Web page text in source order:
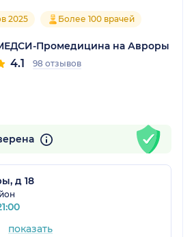
2025 Более 100 врачей
Промедицина на Авроры
4.1 98 отзывов
д 18
показать